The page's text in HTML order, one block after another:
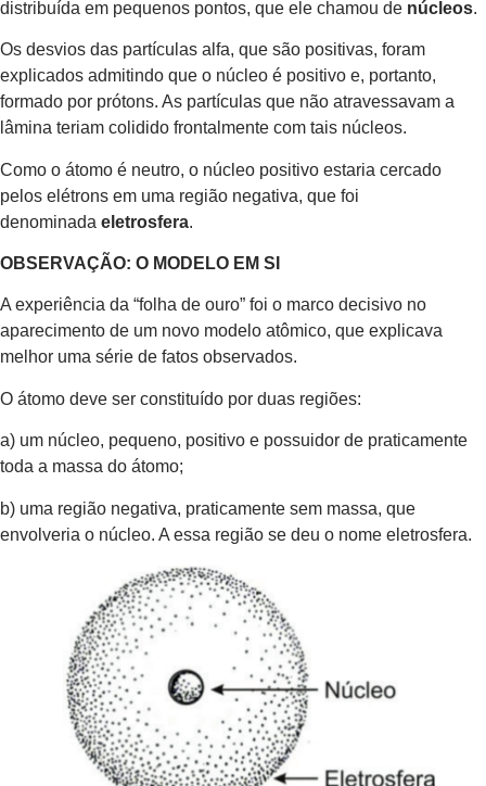
distribuída em pequenos pontos, que ele chamou de núcleos.
Os desvios das partículas alfa, que são positivas, foram
explicados admitindo que o núcleo é positivo e, portanto,
formado por prótons. As partículas que não atravessavam a
lâmina teriam colidido frontalmente com tais núcleos.
Como o átomo é neutro, o núcleo positivo estaria cercado
pelos elétrons em uma região negativa, que foi
denominada eletrosfera.
OBSERVAÇÃO: O MODELO EM SI
A experiência da “folha de ouro” foi o marco decisivo no
aparecimento de um novo modelo atômico, que explicava
melhor uma série de fatos observados.
O átomo deve ser constituído por duas regiões:
a) um núcleo, pequeno, positivo e possuidor de praticamente
toda a massa do átomo;
b) uma região negativa, praticamente sem massa, que
envolveria o núcleo. A essa região se deu o nome eletrosfera.